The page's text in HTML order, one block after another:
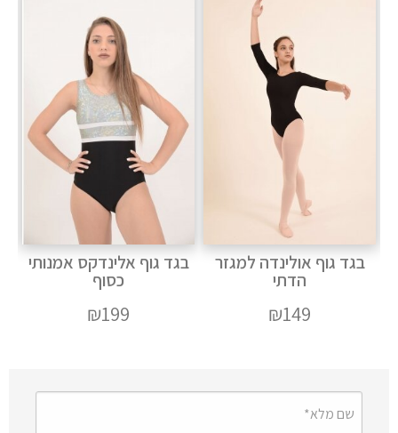
בגד גוף אולינדה למגזר
הדתי
₪149
בגד גוף אלינדקס אמנותי
כסוף
₪199